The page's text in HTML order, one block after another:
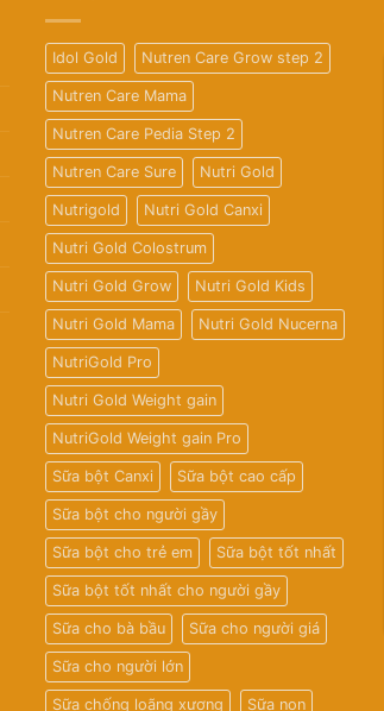
Idol Gold Nutren Care Grow step 2
Nutren Care Mama
Nutren Care Pedia Step 2
Nutren Care Sure Nutri Gold
Nutrigold Nutri Gold Canxi
Nutri Gold Colostrum
Nutri Gold Grow Nutri Gold Kids
Nutri Gold Mama Nutri Gold Nucerna
NutriGold Pro
Nutri Gold Weight gain
NutriGold Weight gain Pro
Sữa bột Canxi Sữa bột cao cấp
Sữa bột cho người gầy
Sữa bột cho trẻ em Sữa bột tốt nhất
Sữa bột tốt nhất cho người gầy
Sữa cho bà bầu Sữa cho người giá
Sữa cho người lớn
Sữa chống loãng xương Sữa non